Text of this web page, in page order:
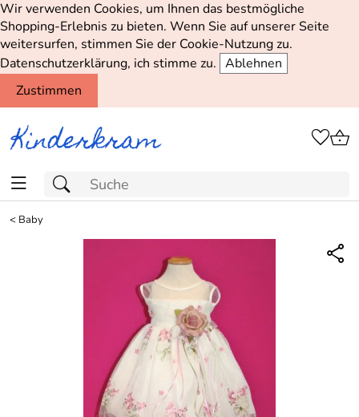
Wir verwenden Cookies, um Ihnen das bestmögliche
Shopping-Erlebnis zu bieten. Wenn Sie auf unserer Seite
weitersurfen, stimmen Sie der Cookie-Nutzung zu.
Datenschutzerklärung, ich stimme zu. Ablehnen
Zustimmen
< Baby